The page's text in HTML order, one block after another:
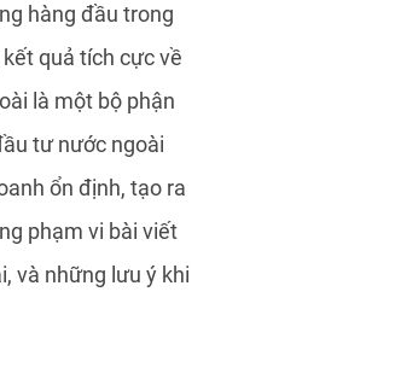
hàng đầu trong
quả tích cực về
là một bộ phận
tư nước ngoài
ổn định, tạo ra
phạm vi bài viết
và những lưu ý khi